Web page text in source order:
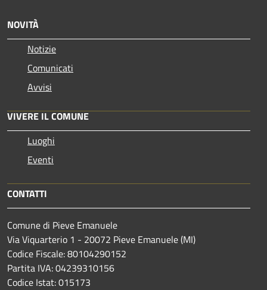
NOVITÀ
Notizie
Comunicati
Avvisi
VIVERE IL COMUNE
Luoghi
Eventi
CONTATTI
Comune di Pieve Emanuele
Via Viquarterio 1 - 20072 Pieve Emanuele (MI)
Codice Fiscale: 80104290152
Partita IVA: 04239310156
Codice Istat: 015173